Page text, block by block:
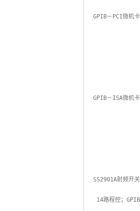
GPIB－PCI微机卡
GPIB－ISA微机卡
SS2901A射频开关